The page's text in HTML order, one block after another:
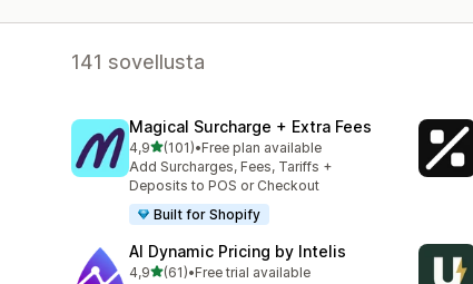
141 sovellusta
Magical Surcharge + Extra Fees
4,9/ 5 tähteä
(101)
101 arvostelua yhteensä
•Free plan available
Add Surcharges, Fees, Tariffs +
Deposits to POS or Checkout
Built for Shopify
AI Dynamic Pricing by Intelis
4,9/ 5 tähteä
(61)
61 arvostelua yhteensä
•Free trial available